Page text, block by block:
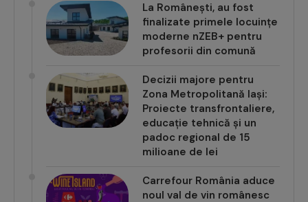
La Românești, au fost
finalizate primele locuințe
moderne nZEB+ pentru
profesorii din comună
Decizii majore pentru
Zona Metropolitană Iași:
Proiecte transfrontaliere,
educație tehnică și un
padoc regional de 15
milioane de lei
Carrefour România aduce
noul val de vin românesc